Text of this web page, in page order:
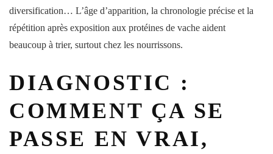
diversification… L’âge d’apparition, la chronologie précise et la
répétition après exposition aux protéines de vache aident
beaucoup à trier, surtout chez les nourrissons.
DIAGNOSTIC :
COMMENT ÇA SE
PASSE EN VRAI,